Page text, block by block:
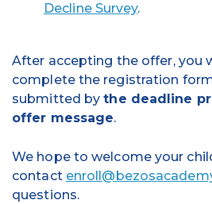
Decline Survey.
After accepting the offer, you
complete the registration
submitted bythe deadline
offer message.
We hope to welcome your
contact
questions.